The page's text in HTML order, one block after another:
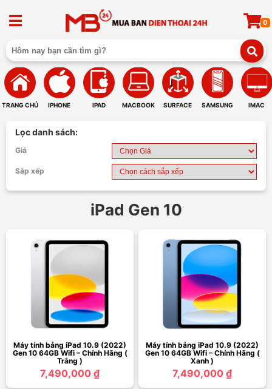
0
TRANG CHỦ IPHONE IPAD MACBOOK SURFACE SAMSUNG IMAC
Lọc danh sách:
Giá
Sắp xếp
iPad Gen 10
Máy tính bảng iPad 10.9 (2022)
Gen 10 64GB Wifi – Chính Hãng (
Trắng )
7,490,000 ₫
Máy tính bảng iPad 10.9 (2022)
Gen 10 64GB Wifi – Chính Hãng (
Xanh )
7,490,000 ₫